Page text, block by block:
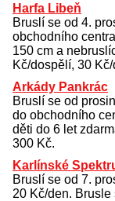
Harfa Libeň
Bruslí se od 4.
obchodního
150 cm a
Kč/dospělí, 30 Kč/
Arkády Pankrác
Bruslí se od
do obchodního
děti do 6 let
300 Kč.
Karlínské
Bruslí se od 7.
20 Kč/den.